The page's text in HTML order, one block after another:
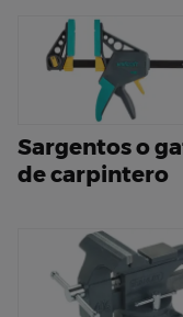
Sargentos o
de carpintero